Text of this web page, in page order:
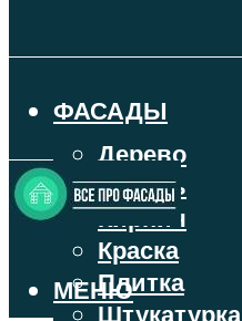
ФАСАДЫ
Дерево
Камень
Кирпич
Краска
Плитка
Штукатурка
МЕНЮ